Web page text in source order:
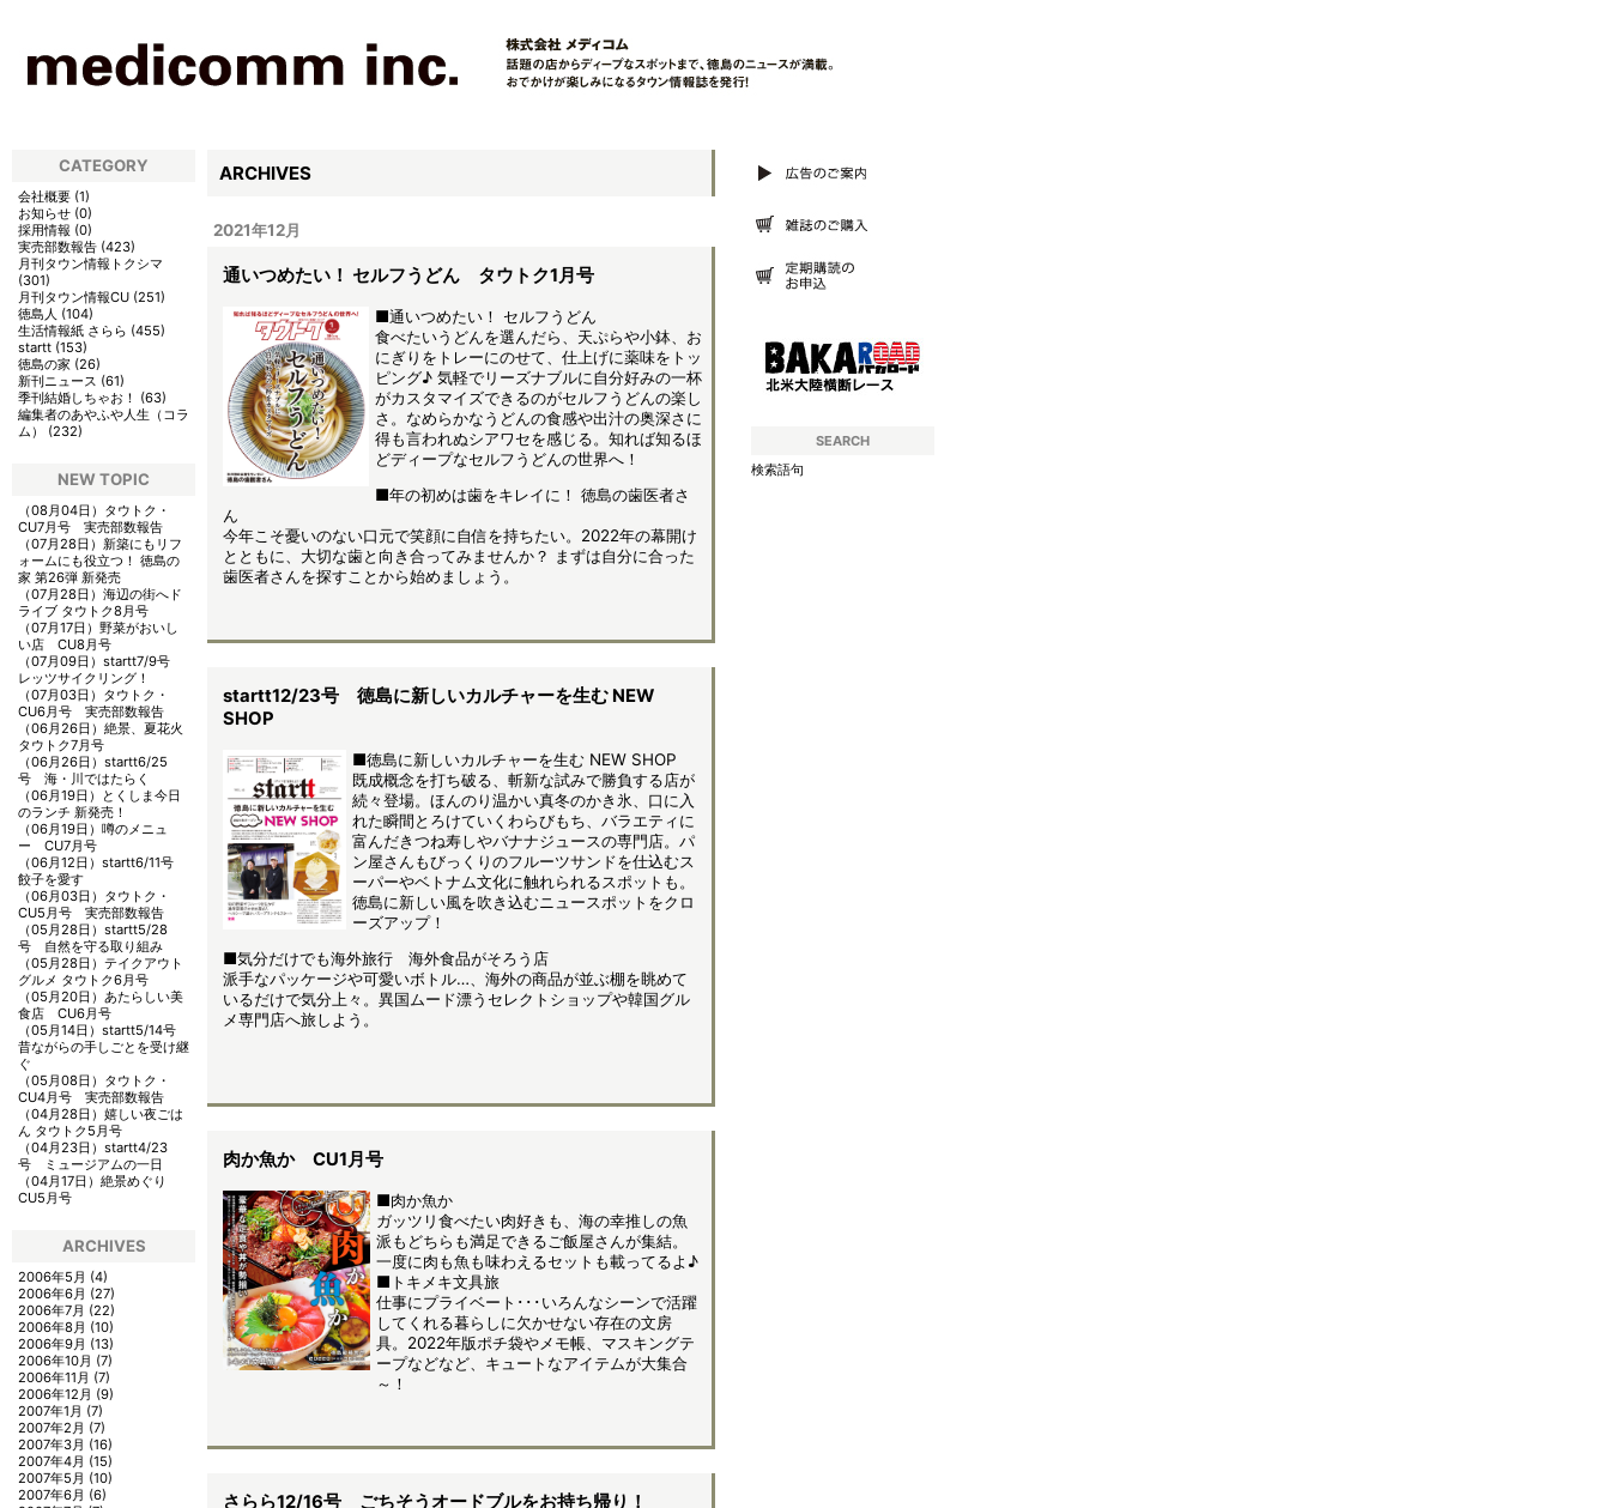
ARCHIVES
2021年12月
通いつめたい！ セルフうどん タウトク1月号
■通いつめたい！ セルフうどん
食べたいうどんを選んだら、天ぷらや小鉢、お
にぎりをトレーにのせて、仕上げに薬味をトッ
ピング♪ 気軽でリーズナブルに自分好みの一杯
がカスタマイズできるのがセルフうどんの楽し
さ。なめらかなうどんの食感や出汁の奥深さに
得も言われぬシアワセを感じる。知れば知るほ
どディープなセルフうどんの世界へ！
■年の初めは歯をキレイに！ 徳島の歯医者さ
ん
今年こそ憂いのない口元で笑顔に自信を持ちたい。2022年の幕開け
とともに、大切な歯と向き合ってみませんか？ まずは自分に合った
歯医者さんを探すことから始めましょう。
startt12/23号 徳島に新しいカルチャーを生む NEW
SHOP
■徳島に新しいカルチャーを生む NEW SHOP
既成概念を打ち破る、斬新な試みで勝負する店が
続々登場。ほんのり温かい真冬のかき氷、口に入
れた瞬間とろけていくわらびもち、バラエティに
富んだきつね寿しやバナナジュースの専門店。パ
ン屋さんもびっくりのフルーツサンドを仕込むス
ーパーやベトナム文化に触れられるスポットも。
徳島に新しい風を吹き込むニュースポットをクロ
ーズアップ！
■気分だけでも海外旅行 海外食品がそろう店
派手なパッケージや可愛いボトル…、海外の商品が並ぶ棚を眺めて
いるだけで気分上々。異国ムード漂うセレクトショップや韓国グル
メ専門店へ旅しよう。
肉か魚か CU1月号
■肉か魚か
ガッツリ食べたい肉好きも、海の幸推しの魚
派もどちらも満足できるご飯屋さんが集結。
一度に肉も魚も味わえるセットも載ってるよ♪
■トキメキ文具旅
仕事にプライベート･･･いろんなシーンで活躍
してくれる暮らしに欠かせない存在の文房
具。2022年版ポチ袋やメモ帳、マスキングテ
ープなどなど、キュートなアイテムが大集合
～！
さらら12/16号 ごちそうオードブルをお持ち帰り！
CATEGORY
会社概要 (1)
お知らせ (0)
採用情報 (0)
実売部数報告 (423)
月刊タウン情報トクシマ
(301)
月刊タウン情報CU (251)
徳島人 (104)
生活情報紙 さらら (455)
startt (153)
徳島の家 (26)
新刊ニュース (61)
季刊結婚しちゃお！
(63)
編集者のあやふや人生（コラ
ム）
(232)
NEW TOPIC
（08月04日） タウトク・
CU7月号 実売部数報告
（07月28日） 新築にもリフ
ォームにも役立つ！ 徳島の
家 第26弾 新発売
（07月28日） 海辺の街へド
ライブ タウトク8月号
（07月17日） 野菜がおいし
い店 CU8月号
（07月09日） startt7/9号
レッツサイクリング！
（07月03日） タウトク・
CU6月号 実売部数報告
（06月26日） 絶景、夏花火
タウトク7月号
（06月26日） startt6/25
号 海・川ではたらく
（06月19日）
とくしま今日
のランチ 新発売！
（06月19日） 噂のメニュ
ー CU7月号
（06月12日） startt6/11号
餃子を愛す
（06月03日） タウトク・
CU5月号 実売部数報告
（05月28日） startt5/28
号 自然を守る取り組み
（05月28日） テイクアウト
グルメ タウトク6月号
（05月20日） あたらしい美
食店 CU6月号
（05月14日） startt5/14号
昔ながらの手しごとを受け継
ぐ
（05月08日） タウトク・
CU4月号 実売部数報告
（04月28日） 嬉しい夜ごは
ん タウトク5月号
（04月23日） startt4/23
号 ミュージアムの一日
（04月17日） 絶景めぐり
CU5月号
ARCHIVES
2006年5月 (4)
2006年6月 (27)
2006年7月 (22)
2006年8月 (10)
2006年9月 (13)
2006年10月 (7)
2006年11月 (7)
2006年12月 (9)
2007年1月 (7)
2007年2月 (7)
2007年3月 (16)
2007年4月 (15)
2007年5月 (10)
2007年6月 (6)
SEARCH
検索語句